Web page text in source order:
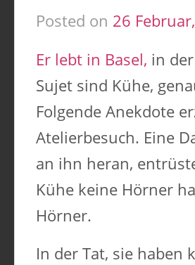
Posted on 26
Er lebt in Basel, in
Sujet sind Kühe,
Folgende Anekdote
Atelierbesuch. Eine
an ihn heran,
Kühe keine Hörner
Hörner.
In der Tat, sie haben